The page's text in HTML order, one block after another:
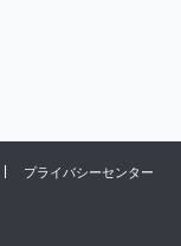
プライバシーセンター